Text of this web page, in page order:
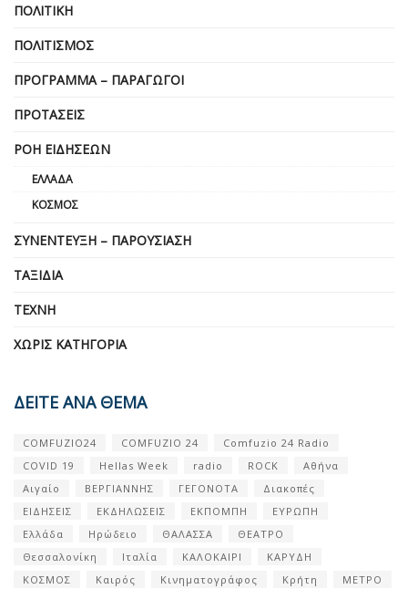
ΠΟΛΙΤΙΚΉ
ΠΟΛΙΤΙΣΜΌΣ
ΠΡΌΓΡΑΜΜΑ – ΠΑΡΑΓΩΓΟΊ
ΠΡΟΤΆΣΕΙΣ
ΡΟΉ ΕΙΔΉΣΕΩΝ
ΕΛΛΆΔΑ
ΚΌΣΜΟΣ
ΣΥΝΈΝΤΕΥΞΗ – ΠΑΡΟΥΣΊΑΣΗ
ΤΑΞΊΔΙΑ
ΤΈΧΝΗ
ΧΩΡΊΣ ΚΑΤΗΓΟΡΊΑ
ΔΕΙΤΕ ΑΝΑ ΘΕΜΑ
COMFUZIO24 COMFUZIO 24
Comfuzio 24 Radio
COVID 19
Hellas Week radio ROCK
Αθήνα
Αιγαίο
ΒΕΡΓΙΑΝΝΗΣ ΓΕΓΟΝΟΤΑ
Διακοπές
ΕΙΔΗΣΕΙΣ
ΕΚΔΗΛΩΣΕΙΣ ΕΚΠΟΜΠΗ
ΕΥΡΩΠΗ
Ελλάδα
Ηρώδειο ΘΑΛΑΣΣΑ
ΘΕΑΤΡΟ
Θεσσαλονίκη
Ιταλία ΚΑΛΟΚΑΙΡΙ
ΚΑΡΥΔΗ
ΚΟΣΜΟΣ
Καιρός Κινηματογράφος Κρήτη ΜΕΤΡΟ